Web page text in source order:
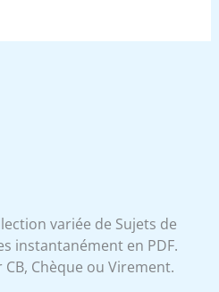
variée de Sujets de
instantanément en PDF.
CB, Chèque ou Virement.